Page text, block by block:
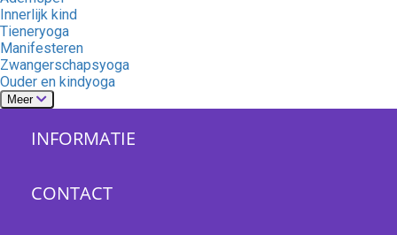
Innerlijk kind
Tieneryoga
Manifesteren
Zwangerschapsyoga
Ouder en kindyoga
Meer
INFORMATIE
CONTACT